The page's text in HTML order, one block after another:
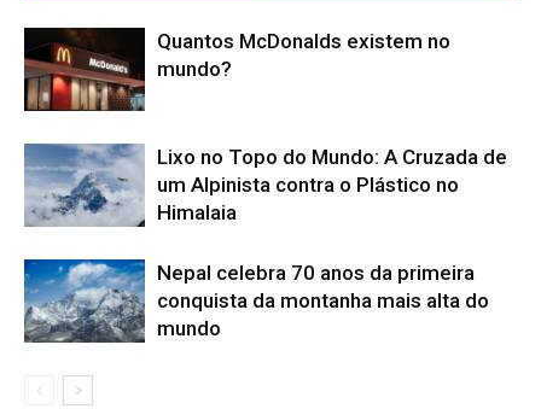
Quantos McDonalds existem no
mundo?
Lixo no Topo do Mundo: A Cruzada de
um Alpinista contra o Plástico no
Himalaia
Nepal celebra 70 anos da primeira
conquista da montanha mais alta do
mundo